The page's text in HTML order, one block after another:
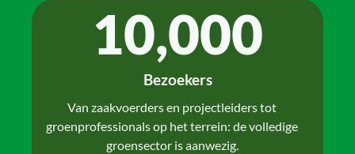
Bezoekers
10,000
Van zaakvoerders en projectleiders tot
groenprofessionals op het terrein: de volledige
groensector is aanwezig.